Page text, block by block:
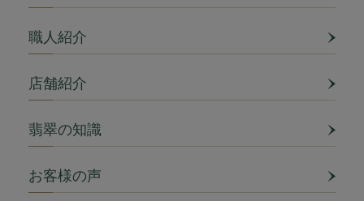
職人紹介
店舗紹介
翡翠の知識
お客様の声